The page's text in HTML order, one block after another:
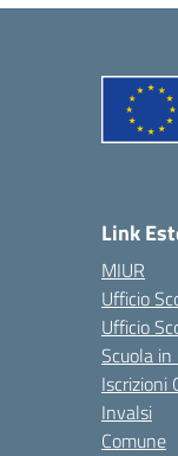
Link
MIUR
Ufficio
Ufficio
Scuola in
Iscrizioni
Invalsi
Comune